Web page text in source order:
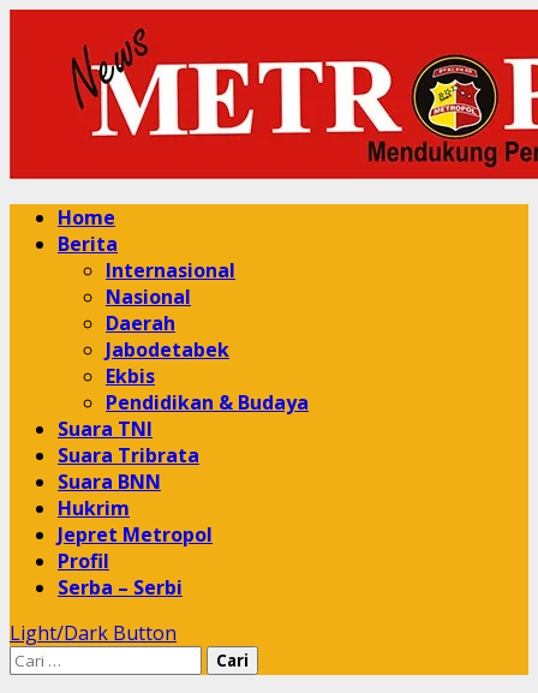
content
Primary
Menu
Home
Berita
Internasional
Nasional
Daerah
Jabodetabek
Ekbis
Pendidikan & Budaya
Suara TNI
Suara Tribrata
Suara BNN
Hukrim
Jepret Metropol
Profil
Serba – Serbi
Light/Dark Button
Cari